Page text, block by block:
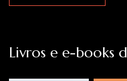
Livros e e-books